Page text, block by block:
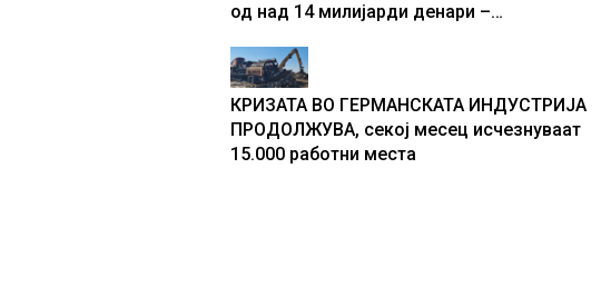
од над 14 милијарди денари –
резултати
КРИЗАТА ВО ГЕРМАНСКАТА ИНДУСТРИЈА
ПРОДОЛЖУВА, секој месец исчезнуваат
15.000 работни места